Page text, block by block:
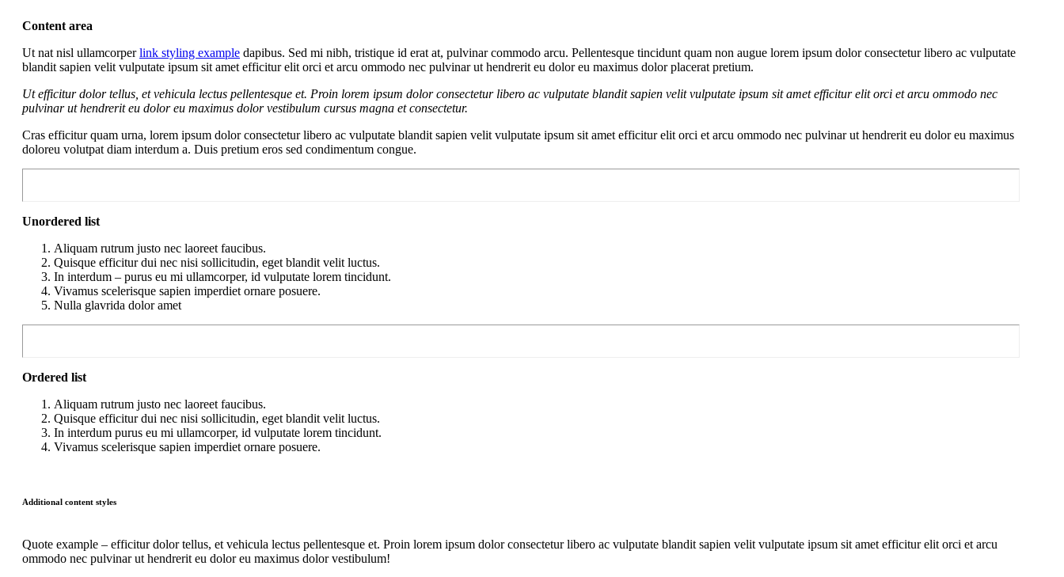
Content area
Ut nat nisl ullamcorperlink styling example dapibus. Sed mi nibh, tristique id erat at, pulvinar commodo arcu. Pellentesque tincidunt quam non augue lorem ipsum dolor consectetur libero ac vulputate
blandit sapien velit vulputate ipsum sit amet efficitur elit orci et arcu ommodo nec pulvinar ut hendrerit eu dolor eu maximus dolor placerat pretium.
Ut efficitur dolor tellus, et vehicula lectus pellentesque et. Proin lorem ipsum dolor consectetur libero ac vulputate blandit sapien velit vulputate ipsum sit amet efficitur elit orci et arcu ommodo nec
pulvinar ut hendrerit eu dolor eu maximus dolor vestibulum cursus magna et consectetur.
Cras efficitur quam urna, lorem ipsum dolor consectetur libero ac vulputate blandit sapien velit vulputate ipsum sit amet efficitur elit orci et arcu ommodo nec pulvinar ut hendrerit eu dolor eu maximus
doloreu volutpat diam interdum a. Duis pretium eros sed condimentum congue.
Unordered list
Aliquam rutrum justo nec laoreet faucibus.
Quisque efficitur dui nec nisi sollicitudin, eget blandit velit luctus.
In interdum – purus eu mi ullamcorper, id vulputate lorem tincidunt.
Vivamus scelerisque sapien imperdiet ornare posuere.
Nulla glavrida dolor amet
Ordered list
Aliquam rutrum justo nec laoreet faucibus.
Quisque efficitur dui nec nisi sollicitudin, eget blandit velit luctus.
In interdum purus eu mi ullamcorper, id vulputate lorem tincidunt.
Vivamus scelerisque sapien imperdiet ornare posuere.
Additional content styles
Quote example – efficitur dolor tellus, et vehicula lectus pellentesque et. Proin lorem ipsum dolor consectetur libero ac vulputate blandit sapien velit vulputate ipsum sit amet efficitur elit orci et arcu
ommodo nec pulvinar ut hendrerit eu dolor eu maximus dolor vestibulum!